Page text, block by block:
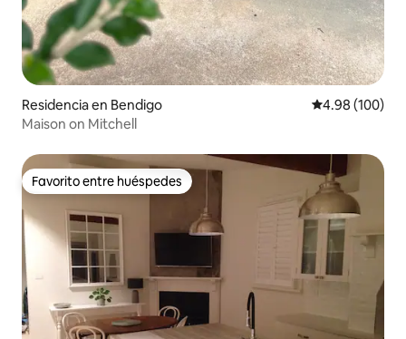
Residencia en Bendigo Calificación
4.98 (100)
Maison on Mitchell
Favorito entre huéspedes
Favorito entre huéspedes